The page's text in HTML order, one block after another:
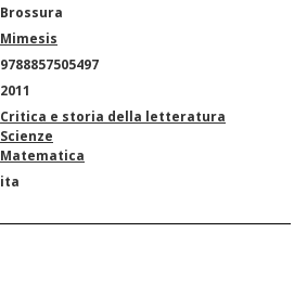
Brossura
Mimesis
9788857505497
2011
Critica e storia della letteratura
Scienze
Matematica
ita